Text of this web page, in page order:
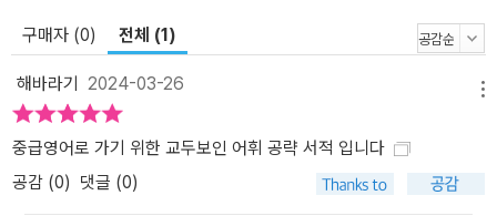
구매자 (0) 전체 (1)
해바라기 2024-03-26
중급영어로 가기 위한 교두보인 어휘 공략 서적 입니다
공감 (0) 댓글 (0)